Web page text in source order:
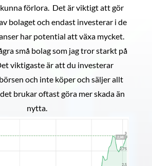
kunna förlora. Det är viktigt att gör
bolaget och endast investerar i de
har potential att växa mycket.
små bolag som jag tror starkt på
viktigaste är att du investerar
och inte köper och säljer allt
brukar oftast göra mer skada än
nytta.